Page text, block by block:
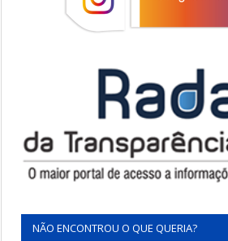
NÃO ENCONTROU O QUE QUERIA?